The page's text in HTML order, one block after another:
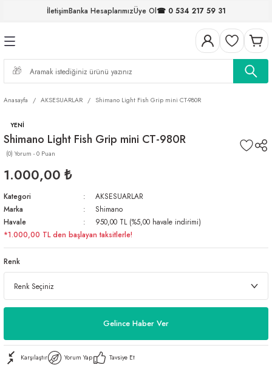
İletişimBanka HesaplarımızÜye Ol☎ 0 534 217 59 31
Geri Dön
Geri Dön
Geri Dön
Geri Dön
FIRDÖNDÜLER
Geri Dön
Geri Dön
Geri Dön
Geri Dön
Anasayfa AKSESUARLAR Shimano Light Fish Grip mini CT-980R
YENİ
Shimano Light Fish Grip mini CT-980R
(0) Yorum - 0 Puan
1.000,00 ₺
Kategori
AKSESUARLAR
Marka
Shimano
Havale
950,00 TL (%5,00 havale indirimi)
*1.000,00 TL den başlayan taksitlerle!
Renk
Gelince Haber Ver
Karşılaştır Yorum Yap Tavsiye Et